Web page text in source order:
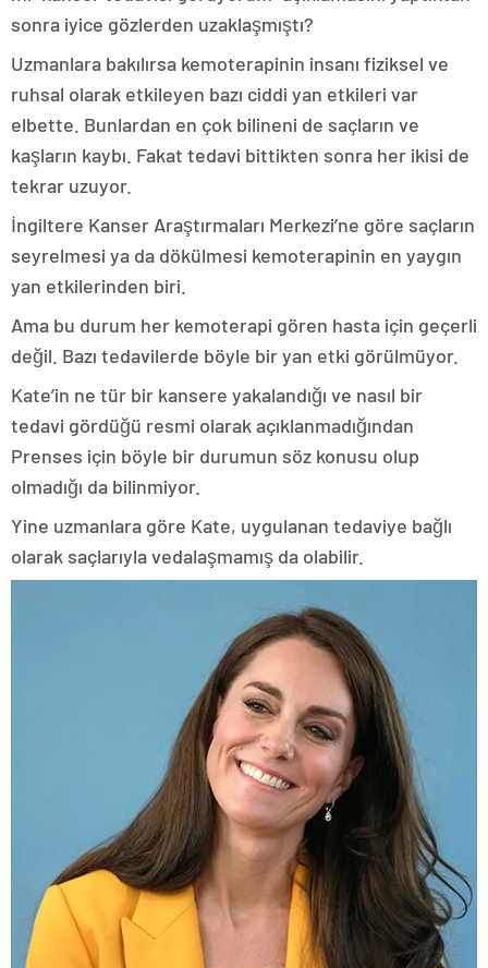
sonra iyice gözlerden uzaklaşmıştı?
Uzmanlara bakılırsa kemoterapinin insanı fiziksel ve
ruhsal olarak etkileyen bazı ciddi yan etkileri var
elbette. Bunlardan en çok bilineni de saçların ve
kaşların kaybı. Fakat tedavi bittikten sonra her ikisi de
tekrar uzuyor.
İngiltere Kanser Araştırmaları Merkezi’ne göre saçların
seyrelmesi ya da dökülmesi kemoterapinin en yaygın
yan etkilerinden biri.
Ama bu durum her kemoterapi gören hasta için geçerli
değil. Bazı tedavilerde böyle bir yan etki görülmüyor.
Kate’in ne tür bir kansere yakalandığı ve nasıl bir
tedavi gördüğü resmi olarak açıklanmadığından
Prenses için böyle bir durumun söz konusu olup
olmadığı da bilinmiyor.
Yine uzmanlara göre Kate, uygulanan tedaviye bağlı
olarak saçlarıyla vedalaşmamış da olabilir.